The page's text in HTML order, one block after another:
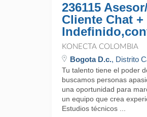
236115
Cliente Chat
KONECTA COLOMBIA
Bogota D.c., Distrito
Tu talento tiene el poder
buscamos personas
una oportunidad para
un equipo que crea
Estudios técnicos ...